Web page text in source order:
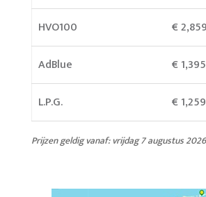
HVO100
€ 2,859
AdBlue
€ 1,395
L.P.G.
€ 1,259
Prijzen geldig vanaf: vrijdag 7 augustus